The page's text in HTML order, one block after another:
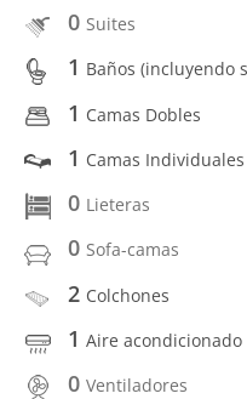
0 Suites
1 Baños (incluyendo
1 Camas Dobles
1 Camas Individuales
0 Lieteras
0 Sofa-camas
2 Colchones
1 Aire acondicionado
0 Ventiladores